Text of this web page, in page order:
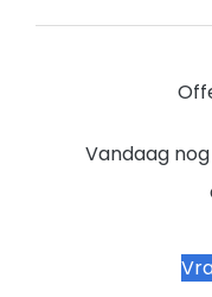
Vandaag